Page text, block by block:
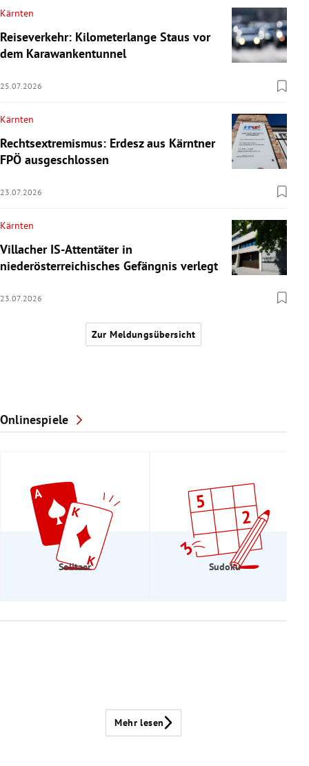
Kärnten
Reiseverkehr: Kilometerlange Staus vor
dem Karawankentunnel
25.07.2026
Kärnten
Rechtsextremismus: Erdesz aus Kärntner
FPÖ ausgeschlossen
23.07.2026
Kärnten
Villacher IS-Attentäter in
niederösterreichisches Gefängnis verlegt
23.07.2026
Zur Meldungsübersicht
Onlinespiele
Solitaer Sudoku
Mehr lesen